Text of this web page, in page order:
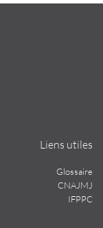
Liens utiles
Glossaire
CNAJMJ
IFPPC